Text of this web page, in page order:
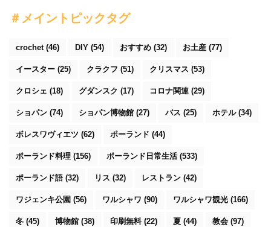
＃メイントピックタグ
crochet(46) DIY (54) おすすめ (32) お土産 (77)
イースター (25) クラクフ (51) クリスマス (53)
クロシェ (18) グダンスク (17) コロナ関連 (29)
ショパン (74) ショパン博物館 (27) バス (25) ホテル(34)
ボレスワヴィエツ (62) ポーランド (44)
ポーランド料理 (156) ポーランド日常生活(533)
ポーランド語(32) リス (32) レストラン (42)
ワジェンキ公園 (56) ワルシャワ (90) ワルシャワ観光 (166)
冬 (45) 博物館 (38) 印刷無料(22) 夏 (44) 教会 (97)